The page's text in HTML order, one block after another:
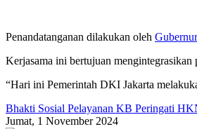
Penandatanganan dilakukan oleh
Kerjasama ini bertujuan
“Hari ini Pemerintah DKI Jakarta
Bhakti Sosial Pelayanan KB Peringati
Jumat, 1 November 2024